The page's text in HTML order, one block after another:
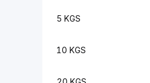
5 KGS
10 KGS